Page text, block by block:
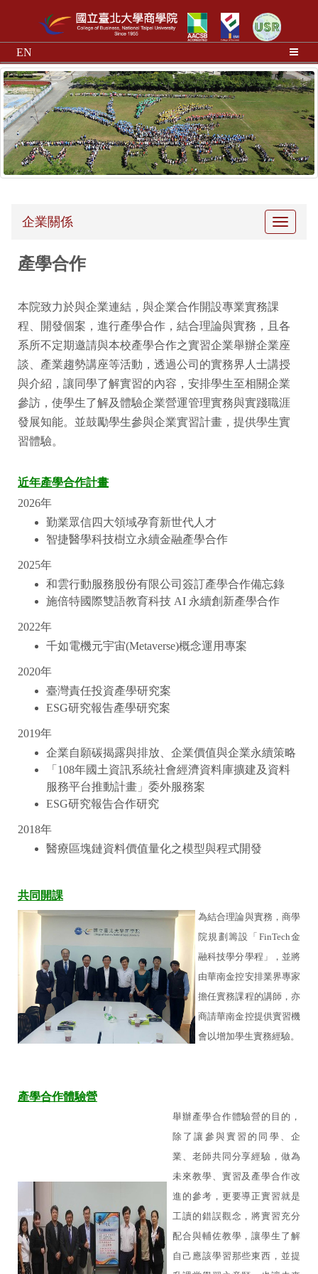
EN
Toggle
企業關係
產學合作
本院致力於與企業連結，與企業合作開設專業實務課
程、開發個案，進行產學合作，結合理論與實務，且各
系所不定期邀請與本校產學合作之實習企業舉辦企業座
談、產業趨勢講座等活動，透過公司的實務界人士講授
與介紹，讓同學了解實習的內容，安排學生至相關企業
參訪，使學生了解及體驗企業營運管理實務與實踐職涯
發展知能。並鼓勵學生參與企業實習計畫，提供學生實
習體驗。
近年產學合作計畫
2026年
勤業眾信四大領域孕育新世代人才
智捷醫學科技樹立永續金融產學合作
2025年
和雲行動服務股份有限公司簽訂產學合作備忘錄
施倍特國際雙語教育科技 AI 永續創新產學合作
2022年
千如電機元宇宙(Metaverse)概念運用專案
2020年
臺灣責任投資產學研究案
ESG研究報告產學研究案
2019年
企業自願碳揭露與排放、企業價值與企業永續策略
「108年國土資訊系統社會經濟資料庫擴建及資料
服務平台推動計畫」委外服務案
ESG研究報告合作研究
2018年
醫療區塊鏈資料價值量化之模型與程式開發
共同開課
為結合理論與實務，商學
院規劃籌設「FinTech金
融科技學分學程」，並將
由華南金控安排業界專家
擔任實務課程的講師，亦
商請華南金控提供實習機
會以增加學生實務經驗。
產學合作體驗營
舉辦產學合作體驗營的目的，
除了讓參與實習的同學、企
業、老師共同分享經驗，做為
未來教學、實習及產學合作改
進的參考，更要導正實習就是
工讀的錯誤觀念，將實習充分
配合與輔佐教學，讓學生了解
自己應該學習那些東西，並提